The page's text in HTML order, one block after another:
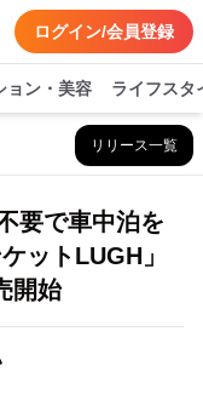
ログイン/会員登録
ョン・美容 ライフスタ
リリース一覧
要で車中泊を
ットLUGH」
開始